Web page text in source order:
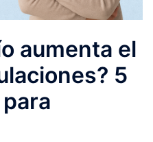
aumenta el
5